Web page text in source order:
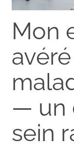
Mon
— un
sein